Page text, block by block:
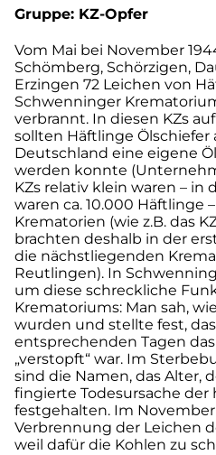
Gruppe: KZ-Opfer
Vom Mai bei November
Schömberg, Schörzigen,
Erzingen 72 Leichen von
Schwenninger
verbrannt. In diesen KZs
sollten Häftlinge Ölschiefer
Deutschland eine eigene
werden konnte
KZs relativ klein waren – in
waren ca. 10.000 Häftlinge
Krematorien (wie z.B. das
brachten deshalb in der
die nächstliegenden
Reutlingen). In
um diese schreckliche
Krematoriums: Man sah,
wurden und stellte fest,
entsprechenden Tagen
„verstopft“ war. Im
sind die Namen, das Alter,
fingierte Todesursache der
festgehalten. Im
Verbrennung der Leichen
weil dafür die Kohlen zu